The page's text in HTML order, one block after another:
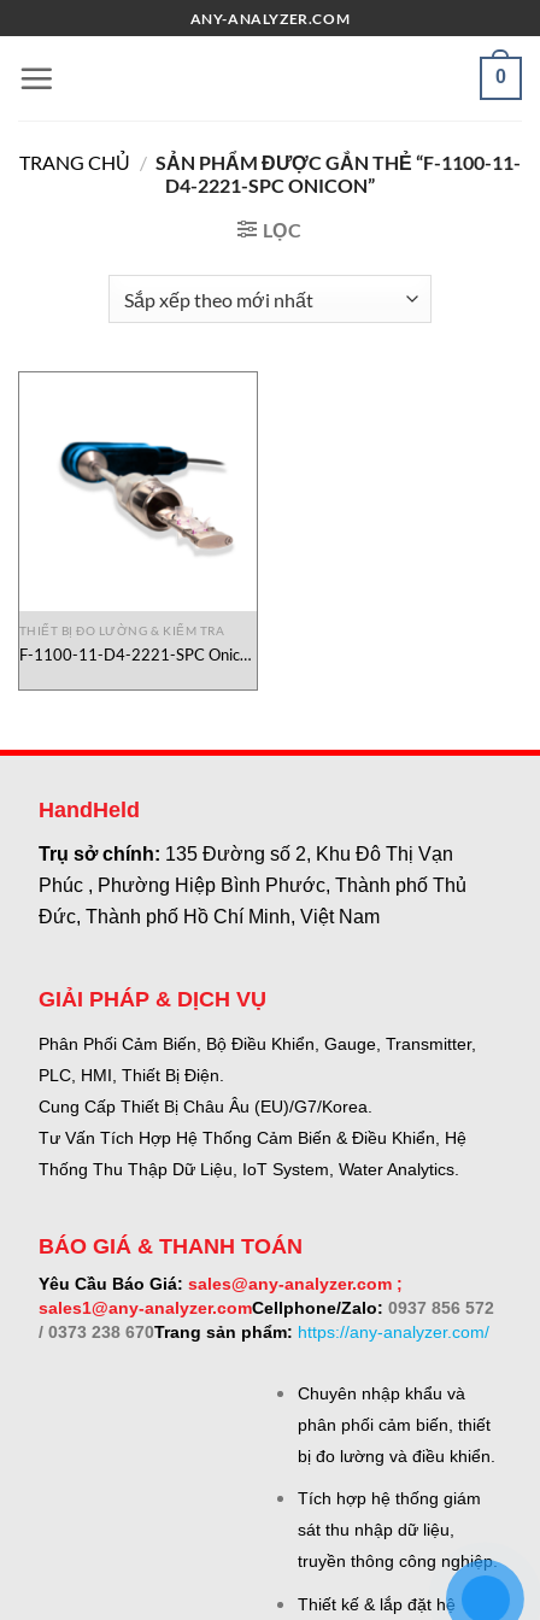
đến
nội
ANY-ANALYZER.COM
0
TRANG CHỦ / SẢN PHẨM ĐƯỢC GẮN THẺ “F-1100-11-
D4-2221-SPC ONICON”
LỌC
THIẾT BỊ ĐO LƯỜNG & KIỂM TRA
F-1100-11-D4-2221-SPC Onicon
HandHeld
Trụ sở chính: 135 Đường số 2, Khu Đô Thị Vạn
Phúc , Phường Hiệp Bình Phước, Thành phố Thủ
Đức, Thành phố Hồ Chí Minh, Việt Nam
GIẢI PHÁP & DỊCH VỤ
Phân Phối Cảm Biến, Bộ Điều Khiển, Gauge, Transmitter,
PLC, HMI, Thiết Bị Điện.
Cung Cấp Thiết Bị Châu Âu (EU)/G7/Korea.
Tư Vấn Tích Hợp Hệ Thống Cảm Biến & Điều Khiển, Hệ
Thống Thu Thập Dữ Liệu, IoT System, Water Analytics.
BÁO GIÁ & THANH TOÁN
Yêu Cầu Báo Giá: sales@any-analyzer.com ;
sales1@any-analyzer.comCellphone/Zalo: 0937 856 572
/ 0373 238 670Trang sản phẩm: https://any-analyzer.com/
Chuyên nhập khẩu và
phân phối cảm biến, thiết
bị đo lường và điều khiển.
Tích hợp hệ thống giám
sát thu nhập dữ liệu,
truyền thông công nghiệp.
Thiết kế & lắp đặt hệ